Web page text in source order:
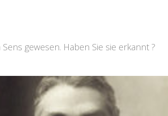
gewesen. Haben Sie sie erkannt ?